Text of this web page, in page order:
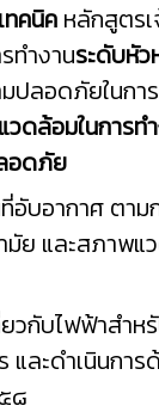
ทคนิค หลักสูตร
ทำงานระดับหัว
ปลอดภัยในกา
ดล้อมในการท
อดภัย
บอากาศ ตาม
ย และสภาพแ
วกับไฟฟ้าสำห
และดำเนินกา
๘